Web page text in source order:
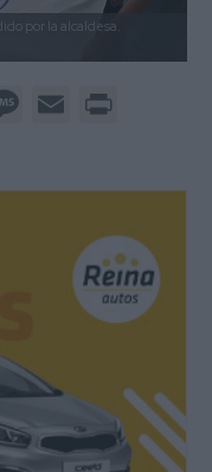
por la alcaldesa.
Message
Email